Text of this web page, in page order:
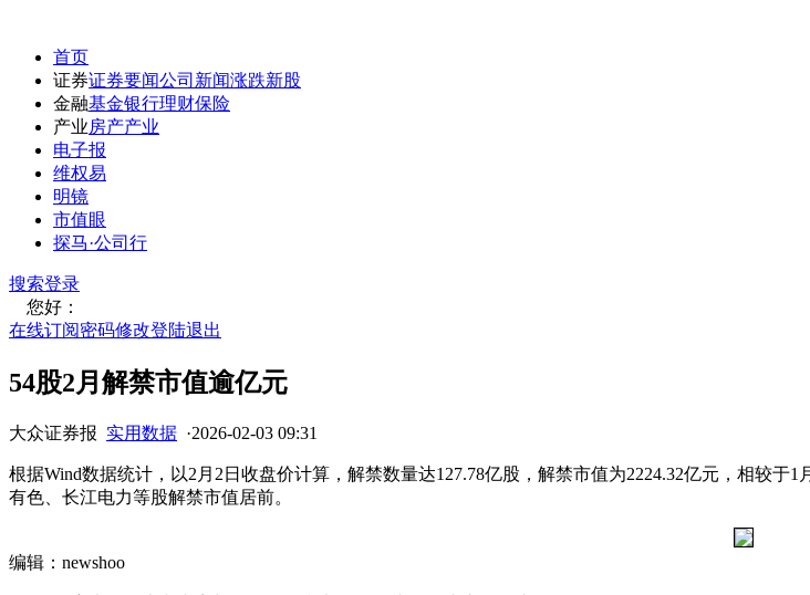
首页
证券证券要闻公司新闻涨跌新股
金融基金银行理财保险
产业房产产业
电子报
维权易
明镜
市值眼
探马·公司行
搜索登录
您好：
在线订阅密码修改登陆退出
54股2月解禁市值逾亿元
大众证券报 实用数据 ·2026-02-03 09:31
根据Wind数据统计，以2月2日收盘价计算，解禁数量达127.78亿股，解禁市值为2224.32亿元，相较
有色、长江电力等股解禁市值居前。
编辑：newshoo